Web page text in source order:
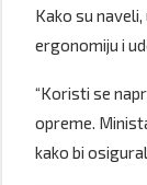
Kako su
ergonomiju i
“Koristi se
opreme.
kako bi